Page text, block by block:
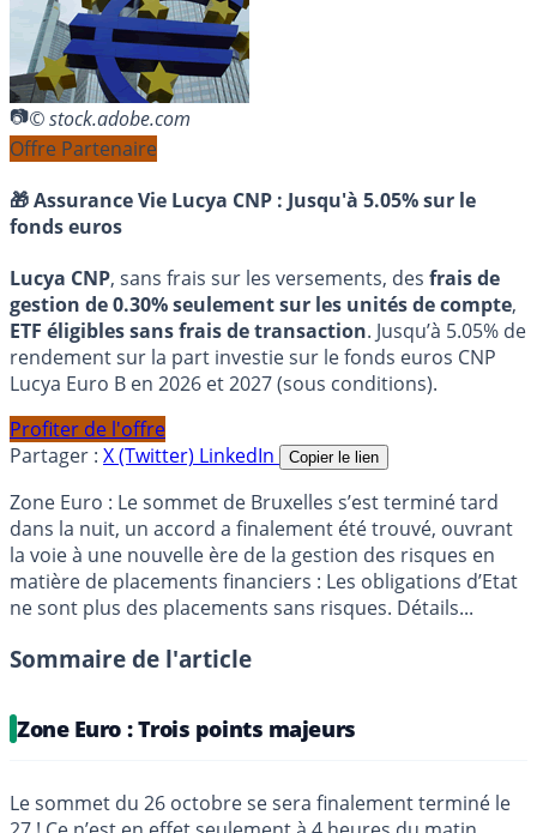
© stock.adobe.com
Offre Partenaire
🎁 Assurance Vie Lucya CNP : Jusqu'à 5.05% sur le
fonds euros
Lucya CNP, sans frais sur les versements, des frais de
gestion de 0.30% seulement sur les unités de compte,
ETF éligibles sans frais de transaction. Jusqu’à 5.05% de
rendement sur la part investie sur le fonds euros CNP
Lucya Euro B en 2026 et 2027 (sous conditions).
Profiter de l'offre
Partager : X (Twitter) LinkedIn Copier le lien
Zone Euro : Le sommet de Bruxelles s’est terminé tard
dans la nuit, un accord a finalement été trouvé, ouvrant
la voie à une nouvelle ère de la gestion des risques en
matière de placements financiers : Les obligations d’Etat
ne sont plus des placements sans risques. Détails...
Sommaire de l'article
Zone Euro : Trois points majeurs
Le sommet du 26 octobre se sera finalement terminé le